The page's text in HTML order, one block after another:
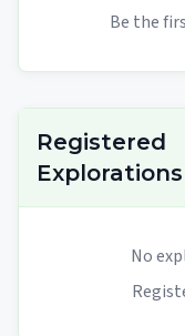
Be the
Registered
Explorations
No